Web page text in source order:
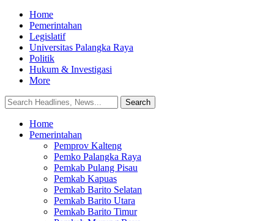
Home
Pemerintahan
Legislatif
Universitas Palangka Raya
Politik
Hukum & Investigasi
More
Home
Pemerintahan
Pemprov Kalteng
Pemko Palangka Raya
Pemkab Pulang Pisau
Pemkab Kapuas
Pemkab Barito Selatan
Pemkab Barito Utara
Pemkab Barito Timur